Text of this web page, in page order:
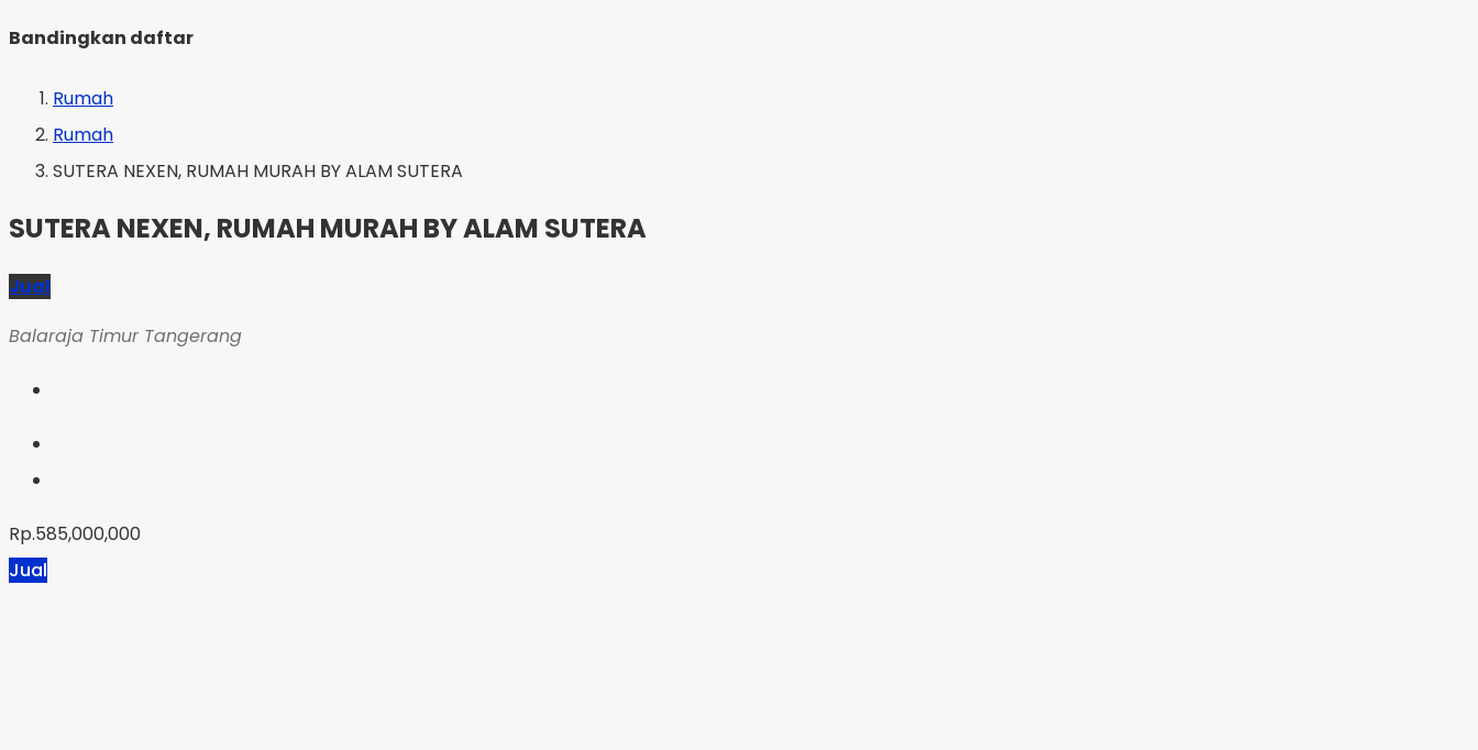
Bandingkan daftar
Rumah
Rumah
SUTERA NEXEN, RUMAH MURAH BY ALAM SUTERA
SUTERA NEXEN, RUMAH MURAH BY ALAM SUTERA
Jual
Balaraja Timur Tangerang
Rp.585,000,000
Jual